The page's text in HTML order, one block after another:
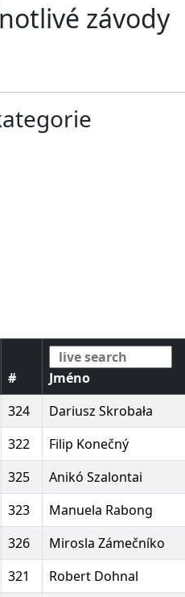
závody
# Jméno
324 Dariusz Skrobała
322 Filip Konečný
325 Anikó Szalontai
323 Manuela Rabong
326 Mirosla Zámečníko
321 Robert Dohnal